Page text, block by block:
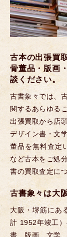
古本の出張買取
骨董品・版画
談ください。
古書象々では、
関するあらゆる
出張買取から店
デザイン書・文
董品を無料査定
など古本をご処
書の買取査定に
古書象々は大
大阪・堺筋にあ
計 1952年竣工
書、版画、文学